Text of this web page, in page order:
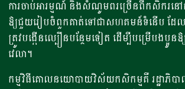
ការចាប់អារម្មណ៍ និងសំណូមពរច្រើនពីកសិករនៅត
ឱ្យជួយរៀបចំពួកគាត់ទៅជាសហគមន៍ទំនើប ដែលត
ត្រូវបង្កើនល្បឿនបន្ថែមទៀត ដើម្បីបម្រើបងប្អូន
វេលា។
កម្មវិធីគោលនយោបាយវិស័យកសិកម្មគឺ រដ្ឋាភិប